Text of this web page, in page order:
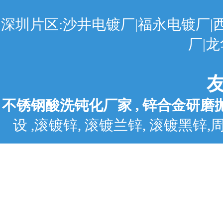
深圳片区:沙井电镀厂|福永电镀厂|
厂|
不锈钢酸洗钝化厂家 ,锌合金研磨
设 ,滚镀锌, 滚镀兰锌, 滚镀黑锌,